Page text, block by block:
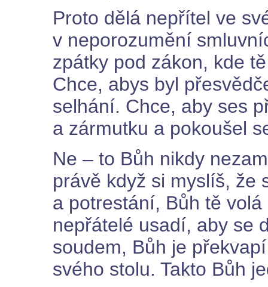
Proto dělá nepřítel ve
v neporozumění
zpátky pod zákon, kde
Chce, abys byl
selhání. Chce, aby ses
a zármutku a pokoušel
Ne – to Bůh nikdy
právě když si myslíš, že
a potrestání, Bůh tě
nepřátelé usadí, aby se
soudem, Bůh je
svého stolu. Takto Bůh